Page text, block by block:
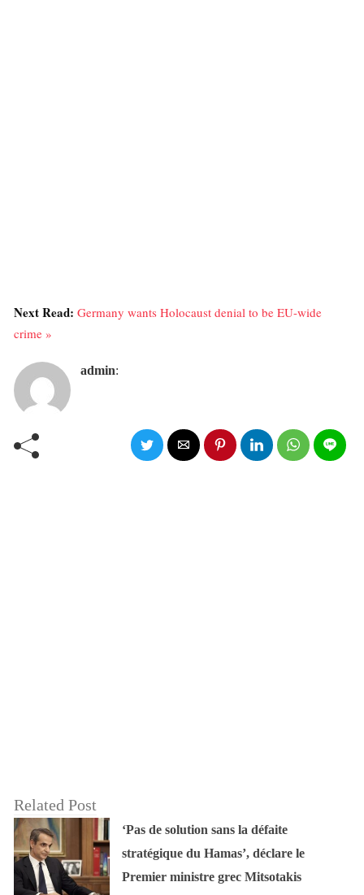
Next Read: Germany wants Holocaust denial to be EU-wide
crime »
admin:
Related Post
‘Pas de solution sans la défaite
stratégique du Hamas’, déclare le
Premier ministre grec Mitsotakis